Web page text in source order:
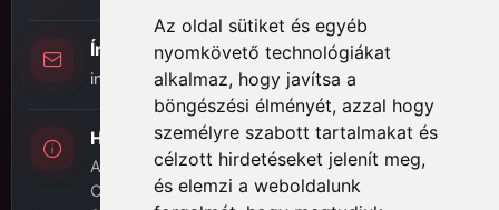
Az oldal sütiket és egyéb
nyomkövető technológiákat
alkalmaz, hogy javítsa a
böngészési élményét, azzal hogy
személyre szabott tartalmakat és
célzott hirdetéseket jelenít meg,
és elemzi a weboldalunk
Írj nekünk
info@hifi-station.hu
Hifi Station Kft.
Adószám: 13828222-2-42
Cégjegyzékszám: 01-09-875386